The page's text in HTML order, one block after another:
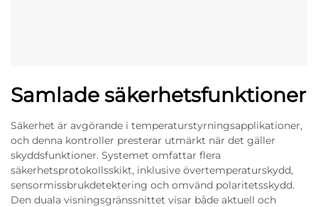
Samlade säkerhetsfunktioner
Säkerhet är avgörande i temperaturstyrningsapplikationer,
och denna kontroller presterar utmärkt när det gäller
skyddsfunktioner. Systemet omfattar flera
säkerhetsprotokollsskikt, inklusive övertemperaturskydd,
sensormissbrukdetektering och omvänd polaritetsskydd.
Den duala visningsgränssnittet visar både aktuell och